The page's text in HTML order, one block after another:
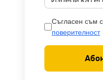
Съгласен съм с
поверителност